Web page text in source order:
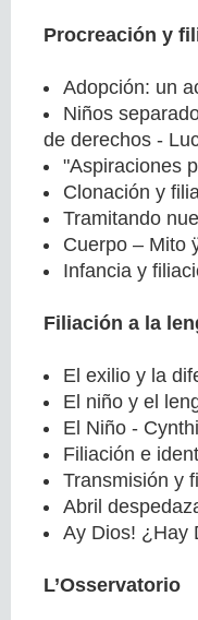
Procreación y
Adopción: un
Niños
de derechos -
"Aspiraciones
Clonación y
Tramitando
Cuerpo – Mito
Infancia y
Filiación a la
El exilio y la
El niño y el
El Niño -
Filiación e
Transmisión y
Abril
Ay Dios! ¿Hay
L’Osservatorio